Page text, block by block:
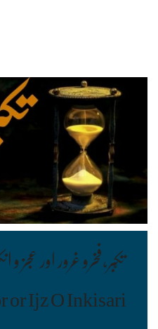
or Ijz O Inkisari